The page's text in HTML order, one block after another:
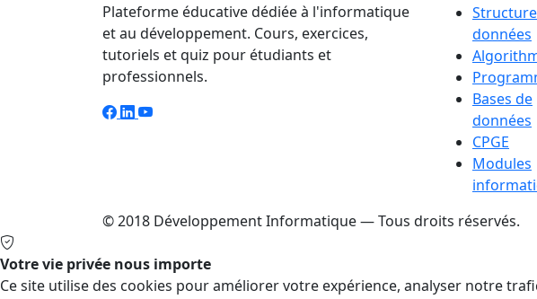
Plateforme éducative dédiée à l'informatique
et au développement. Cours, exercices,
tutoriels et quiz pour étudiants et
professionnels.
données
Bases de
données
CPGE
Modules
© 2018 Développement Informatique — Tous droits réservés.
Votre vie privée nous importe
Ce site utilise des cookies pour améliorer votre expérience, analyser notre